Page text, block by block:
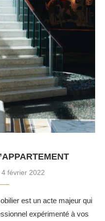
4 février 2022
est un acte majeur qui
expérimenté à vos